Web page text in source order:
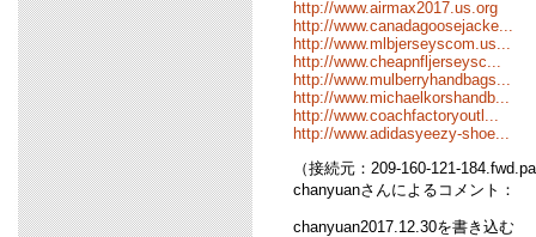
http://www.airmax2017.us.org
http://www.canadagoosejacke...
http://www.mlbjerseyscom.us...
http://www.cheapnfljerseysc...
http://www.mulberryhandbags...
http://www.michaelkorshandb...
http://www.coachfactoryoutl...
http://www.adidasyeezy-shoe...
（接続元：209-160-121-
chanyuanさんによるコメント：
chanyuan2017.12.30を書き込む